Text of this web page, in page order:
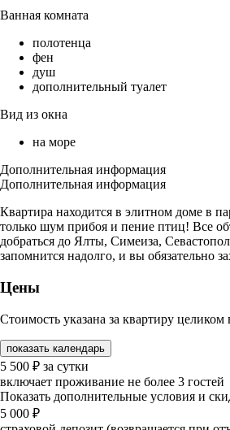
Ванная комната
полотенца
фен
душ
дополнительный туалет
Вид из окна
на море
Дополнительная информация
Дополнительная информация
Квартира находится в элитном доме в
только шум прибоя и пение птиц! Все
добраться до Ялты, Симеиза,
запомнится надолго, и вы обязательно
Цены
Стоимость указана за квартиру
показать календарь
5 500 ₽ за сутки
включает проживание не более 3 гостей
Показать дополнительные условия и
5 000 ₽